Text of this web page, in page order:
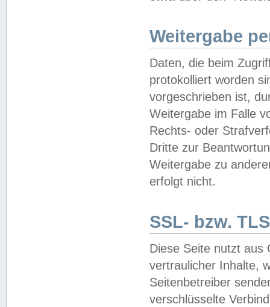
Weitergabe
Daten, die beim
protokolliert worden
vorgeschrieben ist,
Weitergabe im Falle
Rechts- oder
Dritte zur
Weitergabe zu
erfolgt nicht.
SSL- bzw.
Diese Seite nutzt aus
vertraulicher Inhalte,
Seitenbetreiber
verschlüsselte